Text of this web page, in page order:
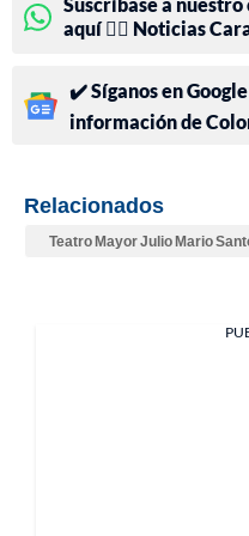
aquí 👉🏻 Noticias
✔️ Síganos en
información de
Relacionados
Teatro Mayor Julio Mario